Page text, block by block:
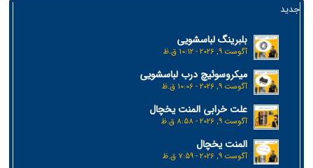
جدید
بلبرینگ لباسشویی
آگوست 9, 2026 - 10:12 ق.ظ
میکروسوئیچ درب لباسشویی
آگوست 9, 2026 - 10:06 ق.ظ
علت خرابی المنت یخچال
آگوست 9, 2026 - 8:58 ق.ظ
المنت یخچال
آگوست 9, 2026 - 7:59 ق.ظ